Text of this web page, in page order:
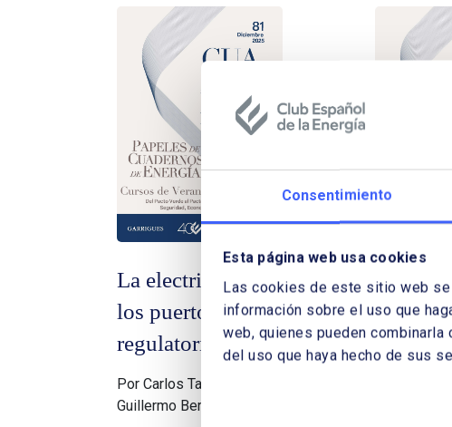
Consentimiento
Esta página web usa cookies
Las cookies de este sitio web se
información sobre el uso que
web, quienes pueden
del uso que haya hecho de sus
La electrificación en
los puertos: retos
regulatorios
Por Carlos Tallón Martínez, y
Guillermo Bernabéu Torregrosa
en la